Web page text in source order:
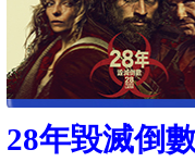
28年毀滅倒